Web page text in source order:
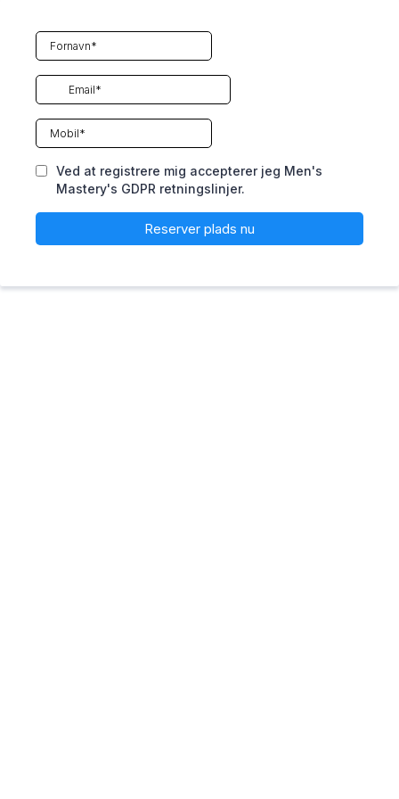
Ved at registrere mig accepterer jeg Men's
Mastery's GDPR retningslinjer.
Reserver plads nu